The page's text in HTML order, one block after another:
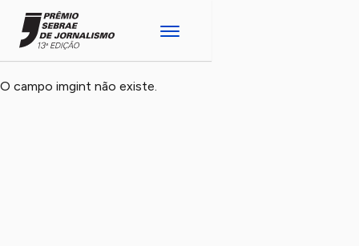
O campo imgint não existe.